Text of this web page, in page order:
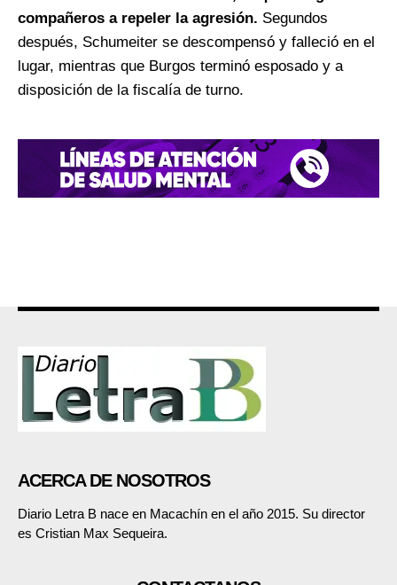
compañeros a repeler la agresión. Segundos
después, Schumeiter se descompensó y falleció en el
lugar, mientras que Burgos terminó esposado y a
disposición de la fiscalía de turno.
ACERCA DE NOSOTROS
Diario Letra B nace en Macachín en el año 2015. Su director
es Cristian Max Sequeira.